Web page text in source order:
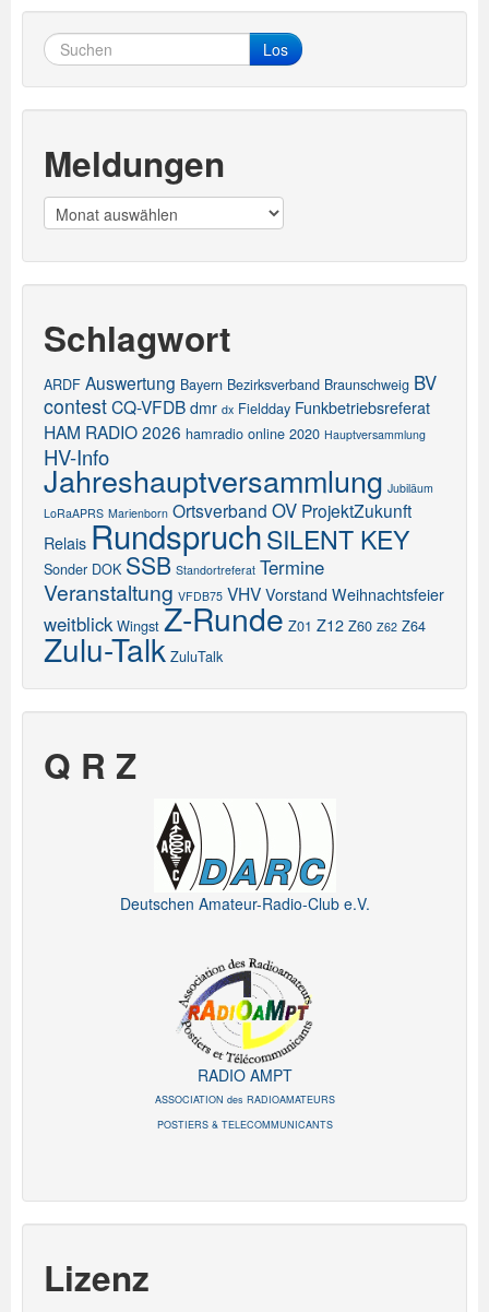
Los
Meldungen
Meldungen
Schlagwort
ARDF Auswertung Bayern Bezirksverband Braunschweig BV
contestCQ-VFDB dmr dx Fieldday Funkbetriebsreferat
HAM RADIO 2026 hamradio online 2020 Hauptversammlung
HV-Info
Jahreshauptversammlung Jubiläum
LoRaAPRS Marienborn Ortsverband OV ProjektZukunft
Relais RundspruchSILENT KEY
Sonder DOK SSB Standortreferat Termine
Veranstaltung VFDB75 VHV Vorstand Weihnachtsfeier
weitblick Wingst Z-Runde Z01 Z12 Z60 Z62 Z64
Zulu-Talk ZuluTalk
Q R Z
Deutschen Amateur-Radio-Club e.V.
RADIO AMPT
ASSOCIATION des RADIOAMATEURS
POSTIERS & TELECOMMUNICANTS
Lizenz